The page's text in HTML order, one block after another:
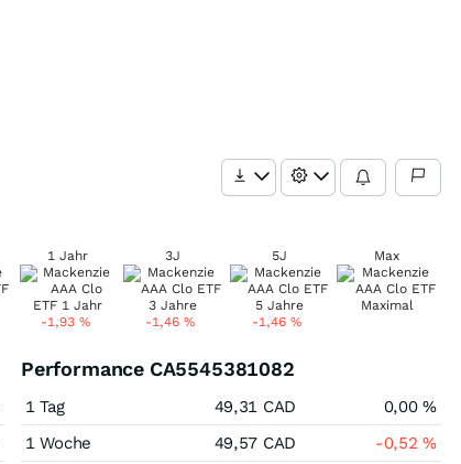
1 Jahr
-1,93 %
3J
-1,46%
5J
-1,46%
Max
Performance CA5545381082
1 Tag 49,31 CAD 0,00%
1 Woche
49,57 CAD -0,52%